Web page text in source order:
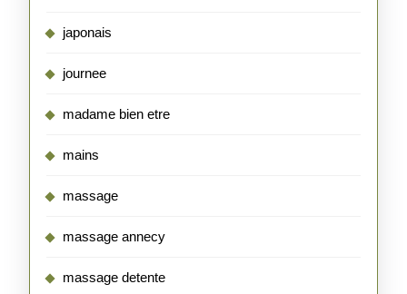
japonais
journee
madame bien etre
mains
massage
massage annecy
massage detente